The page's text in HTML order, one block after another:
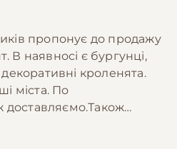
пропонує до продажу
В наявносі є бургунці,
декоративні кроленята.
міста. По
домовимось та